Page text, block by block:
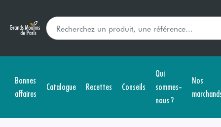
Bonnes
affaires
Catalogue Recettes Conseils
Qui
sommes-
nous ?
Nos